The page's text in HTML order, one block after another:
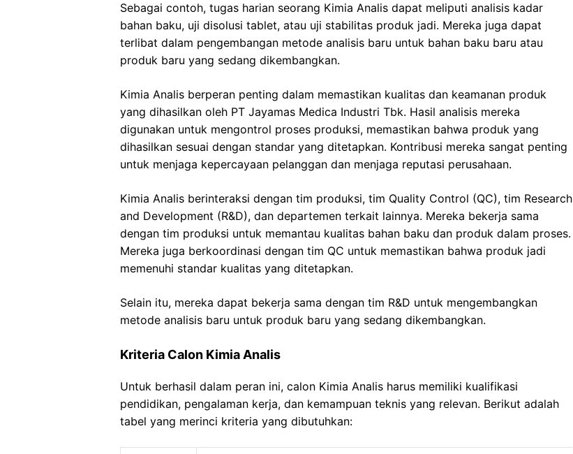
Sebagai contoh, tugas harian seorang Kimia Analis dapat meliputi analisis kadar
bahan baku, uji disolusi tablet, atau uji stabilitas produk jadi. Mereka juga dapat
terlibat dalam pengembangan metode analisis baru untuk bahan baku baru atau
produk baru yang sedang dikembangkan.
Kimia Analis berperan penting dalam memastikan kualitas dan keamanan produk
yang dihasilkan oleh PT Jayamas Medica Industri Tbk. Hasil analisis mereka
digunakan untuk mengontrol proses produksi, memastikan bahwa produk yang
dihasilkan sesuai dengan standar yang ditetapkan. Kontribusi mereka sangat penting
untuk menjaga kepercayaan pelanggan dan menjaga reputasi perusahaan.
Kimia Analis berinteraksi dengan tim produksi, tim Quality Control (QC), tim Research
and Development (R&D), dan departemen terkait lainnya. Mereka bekerja sama
dengan tim produksi untuk memantau kualitas bahan baku dan produk dalam proses.
Mereka juga berkoordinasi dengan tim QC untuk memastikan bahwa produk jadi
memenuhi standar kualitas yang ditetapkan.
Selain itu, mereka dapat bekerja sama dengan tim R&D untuk mengembangkan
metode analisis baru untuk produk baru yang sedang dikembangkan.
Kriteria Calon Kimia Analis
Untuk berhasil dalam peran ini, calon Kimia Analis harus memiliki kualifikasi
pendidikan, pengalaman kerja, dan kemampuan teknis yang relevan. Berikut adalah
tabel yang merinci kriteria yang dibutuhkan: